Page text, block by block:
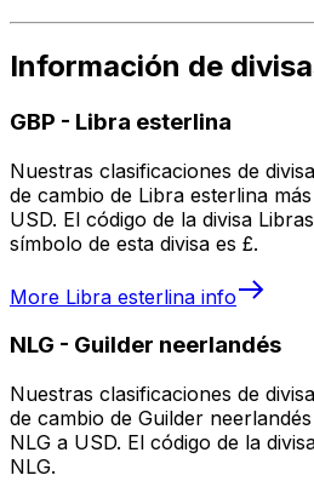
Información de
GBP - Libra esterlina
Nuestras clasificaciones de
de cambio de Libra esterlina
USD. El código de la divisa
símbolo de esta divisa es £.
More Libra esterlina info
NLG - Guilder neerlandés
Nuestras clasificaciones de
de cambio de Guilder
NLG a USD. El código de la
NLG.